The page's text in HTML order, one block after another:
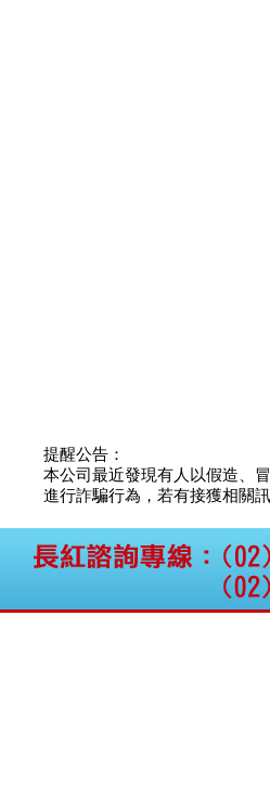
提醒公告：
本公司最近發現有人以假造、
進行詐騙行為，若有接獲相關